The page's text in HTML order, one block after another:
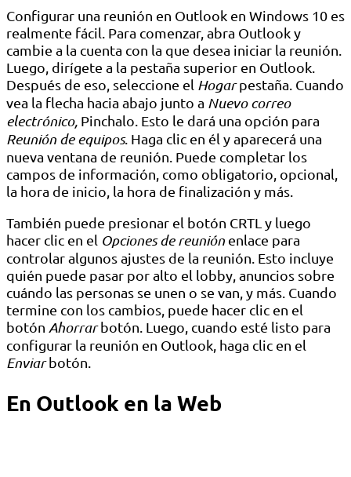
Configurar una reunión en Outlook en Windows 10 es
realmente fácil. Para comenzar, abra Outlook y
cambie a la cuenta con la que desea iniciar la reunión.
Luego, dirígete a la pestaña superior en Outlook.
Después de eso, seleccione el Hogarpestaña. Cuando
vea la flecha hacia abajo junto a Nuevo correo
electrónico, Pinchalo. Esto le dará una opción para
Reunión de equipos. Haga clic en él y aparecerá una
nueva ventana de reunión. Puede completar los
campos de información, como obligatorio, opcional,
la hora de inicio, la hora de finalización y más.
También puede presionar el botón CRTL y luego
hacer clic en el Opciones de reunión enlace para
controlar algunos ajustes de la reunión. Esto incluye
quién puede pasar por alto el lobby, anuncios sobre
cuándo las personas se unen o se van, y más. Cuando
termine con los cambios, puede hacer clic en el
botón Ahorrarbotón. Luego, cuando esté listo para
configurar la reunión en Outlook, haga clic en el
Enviarbotón.
En Outlook en la Web